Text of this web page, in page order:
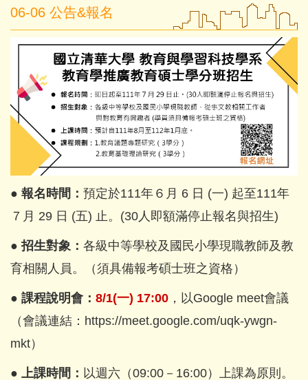
系所成員
課程介紹
招生資訊
文件下載
師生成果
講座與研討會
國際交流
高中生專區
International students
系友專區
06-06 公告&報名
● 報名時間： 預定於111年６月 6 日 (一) 起至111年
７月 29 日 (五) 止。(30人即額滿停止報名與招生)
● 招生對象： 各級中等學校及國民小學現職教師及教
育相關人員。（須具備報考碩士班之資格）
● 課程說明會： 8/1(一) 17:00 ，以Google meet會議
（會議連結：https://meet.google.com/uqk-ywgn-
mkt）
● 上課時間： 以週六（09:00－16:00）上課為原則。